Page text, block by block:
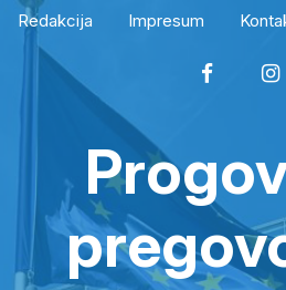
Redakcija Impresum